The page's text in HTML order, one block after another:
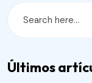
Últimos